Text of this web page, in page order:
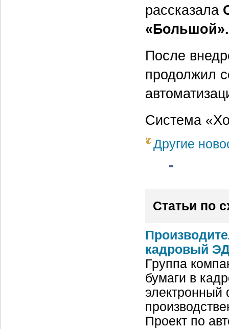
рассказала
«Большой».
После
продолжил
Система
Другие
Статьи по
кадровый
Группа
бумаги в
электронный
Проект по